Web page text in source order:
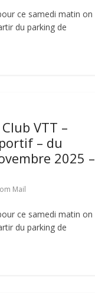
ce samedi matin on
du parking de
VTT –
– du
2025 –
Mail
ce samedi matin on
du parking de